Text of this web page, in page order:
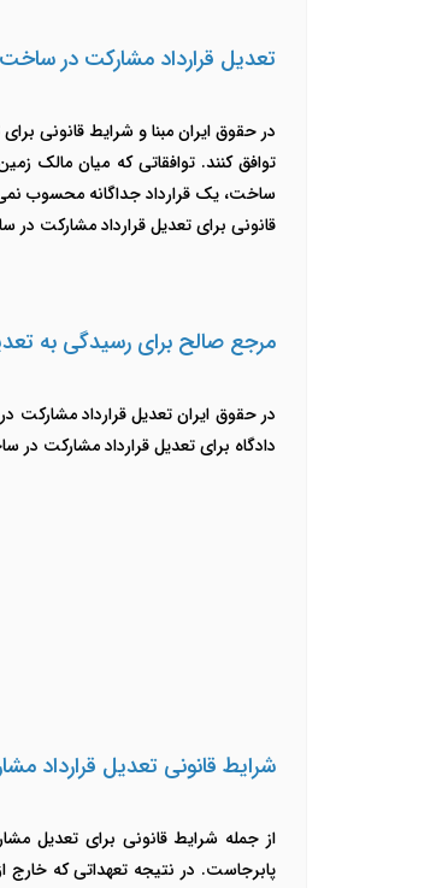
تعدیل قرارداد مشارکت در
در حقوق ایران مبنا و شرایط قانونی
توافق کنند. توافقاتی که میان مالک
ساخت، یک قرارداد جداگانه محسوب
قانونی برای تعدیل قرارداد مشارکت در
مرجع صالح برای رسیدگی به
در حقوق ایران تعدیل قرارداد
دادگاه برای تعدیل قرارداد مشارکت در
شرایط قانونی تعدیل قرارداد
از جمله شرایط قانونی برای تعدیل
پابرجاست. در نتیجه تعهداتی که خارج